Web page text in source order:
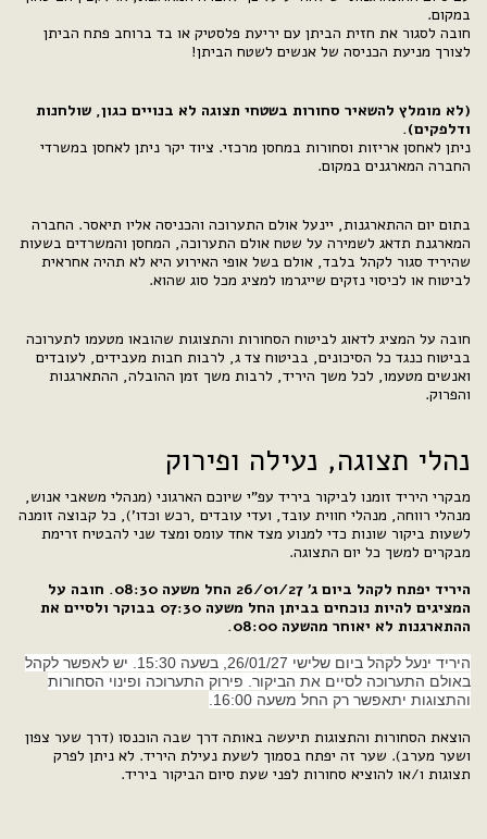
במקום.
חובה לסגור את חזית הביתן עם יריעת פלסטיק או בד ברוחב פתח הביתן
לצורך מניעת הכניסה של אנשים לשטח הביתן!
(לא מומלץ להשאיר סחורות בשטחי תצוגה לא בנויים כגון, שולחנות
ודלפקים).
ניתן לאחסן אריזות וסחורות במחסן מרכזי. ציוד יקר ניתן לאחסן במשרדי
החברה המארגנים במקום.
בתום יום ההתארגנות, יינעל אולם התערוכה והכניסה אליו תיאסר. החברה
המארגנת תדאג לשמירה על שטח אולם התערוכה, המחסן והמשרדים בשעות
שהיריד סגור לקהל בלבד, אולם בשל אופי האירוע היא לא תהיה אחראית
לביטוח או לכיסוי נזקים שייגרמו למציג מכל סוג שהוא.
חובה על המציג לדאוג לביטוח הסחורות והתצוגות שהובאו מטעמו לתערוכה
בביטוח כנגד כל הסיכונים, בביטוח צד ג, לרבות חבות מעבידים, לעובדים
ואנשים מטעמו, לכל משך היריד, לרבות משך זמן ההובלה, ההתארגנות
והפרוק.
נהלי תצוגה, נעילה ופירוק
מבקרי היריד זומנו לביקור ביריד עפ"י שיוכם הארגוני (מנהלי משאבי אנוש,
מנהלי רווחה, מנהלי חווית עובד, ועדי עובדים ,רכש וכדו'), כל קבוצה זומנה
לשעות ביקור שונות כדי למנוע מצד אחד עומס ומצד שני להבטיח זרימת
מבקרים למשך כל יום התצוגה.
היריד יפתח לקהל ביום ג' 26/01/27 החל משעה 08:30. חובה על
המציגים להיות נוכחים בביתן החל משעה 07:30 בבוקר ולסיים את
ההתארגנות לא יאוחר מהשעה 08:00.
היריד ינעל לקהל ביום שלישי 26/01/27, בשעה 15:30. יש לאפשר לקהל
באולם התערוכה לסיים את הביקור. פירוק התערוכה ופינוי הסחורות
והתצוגות יתאפשר רק החל משעה 16:00.
הוצאת הסחורות והתצוגות תיעשה באותה דרך שבה הוכנסו (דרך שער צפון
ושער מערב). שער זה יפתח בסמוך לשעת נעילת היריד. לא ניתן לפרק
תצוגות ו/או להוציא סחורות לפני שעת סיום הביקור ביריד.